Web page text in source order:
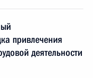
привлечения
деятельности